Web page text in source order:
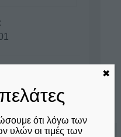
ότι λόγω των
υλών οι τιμές των
✖